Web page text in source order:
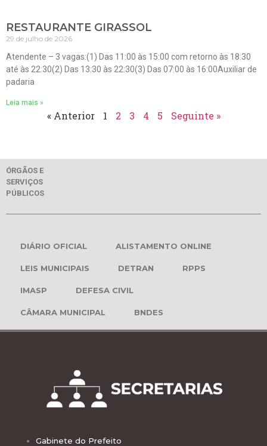
RESTAURANTE GIRASSOL
29 de julho de 2026
Atendente – 3 vagas:(1) Das 11:00 às 15:00 com retorno às 18:30
até às 22:30(2) Das 13:30 às 22:30(3) Das 07:00 às 16:00Auxiliar de
padaria
Leia mais »
« Anterior 1 2 3 4 5 Seguinte »
ÓRGÃOS E
SERVIÇOS
PÚBLICOS
DIÁRIO OFICIAL ALISTAMENTO ONLINE
LEIS MUNICIPAIS DETRAN RPPS
IMASP DEFESA CIVIL
CÂMARA MUNICIPAL BNDES
Gabinete do Prefeito